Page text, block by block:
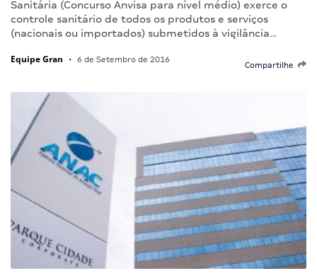
Sanitária (Concurso Anvisa para nível médio) exerce o
controle sanitário de todos os produtos e serviços
(nacionais ou importados) submetidos à vigilância…
Equipe Gran • 6 de Setembro de 2016
Compartilhe